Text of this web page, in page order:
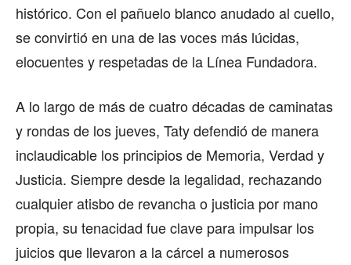
histórico. Con el pañuelo blanco anudado al cuello,
se convirtió en una de las voces más lúcidas,
elocuentes y respetadas de la Línea Fundadora.
A lo largo de más de cuatro décadas de caminatas
y rondas de los jueves, Taty defendió de manera
inclaudicable los principios de Memoria, Verdad y
Justicia. Siempre desde la legalidad, rechazando
cualquier atisbo de revancha o justicia por mano
propia, su tenacidad fue clave para impulsar los
juicios que llevaron a la cárcel a numerosos